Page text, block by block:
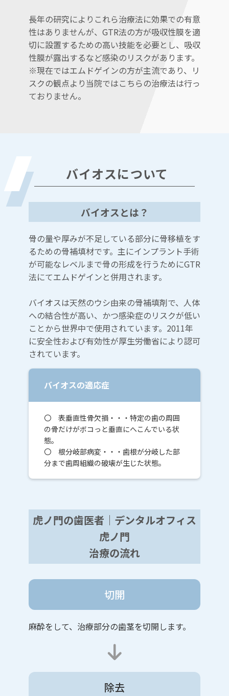
長年の研究によりこれら治療法に効果での有意
性はありませんが、GTR法の方が吸収性膜を適
切に設置するための高い技能を必要とし、吸収
性膜が露出するなど感染のリスクがあります。
※現在ではエムドゲインの方が主流であり、リ
スクの観点より当院ではこちらの治療法は行っ
ておりません。
バイオスについて
バイオスとは？
骨の量や厚みが不足している部分に骨移植をす
るための骨補填材です。主にインプラント手術
が可能なレベルまで骨の形成を行うためにGTR
法にてエムドゲインと併用されます。
バイオスは天然のウシ由来の骨補填剤で、人体
への結合性が高い、かつ感染症のリスクが低い
ことから世界中で使用されています。2011年
に安全性および有効性が厚生労働省により認可
されています。
バイオスの適応症
〇 表垂直性骨欠損・・・特定の歯の周囲
の骨だけがボコっと垂直にへこんでいる状
態。
〇 根分岐部病変・・・歯根が分岐した部
分まで歯周組織の破壊が生じた状態。
虎ノ門の歯医者｜デンタルオフィス
虎ノ門
治療の流れ
切開
麻酔をして、治療部分の歯茎を切開します。
除去